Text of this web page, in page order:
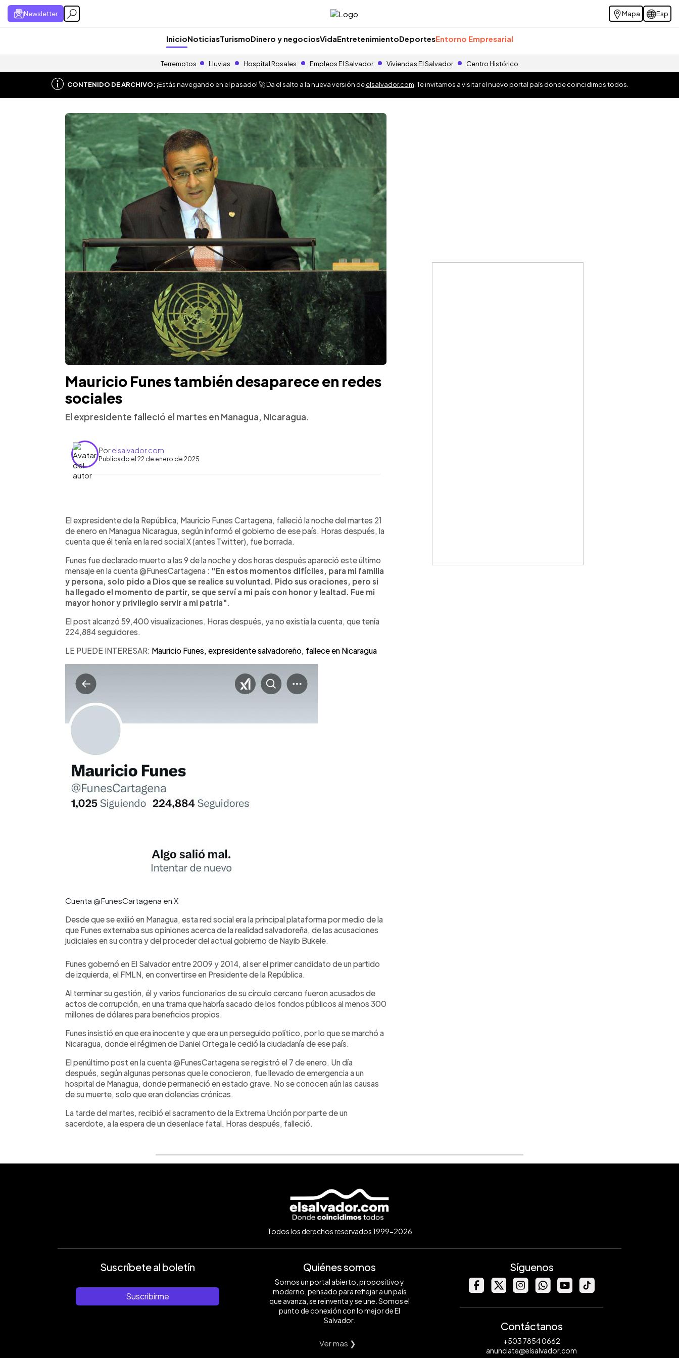
Newsletter Mapa Esp
InicioNoticiasTurismoDinero y negociosVidaEntretenimientoDeportesEntorno Empresarial
Terremotos Lluvias Hospital Rosales Empleos El Salvador Viviendas El Salvador Centro Histórico
CONTENIDO DE ARCHIVO:¡Estás navegando en el pasado! 🚀 Da el salto a la nueva versión deelsalvador.com . Te invitamos a visitar el nuevo portal país donde coincidimos todos.
Mauricio Funes también desaparece en redes
sociales
El expresidente falleció el martes en Managua, Nicaragua.
Porelsalvador.com
Publicado el 22 de enero de 2025
► Escuchar artículo
El expresidente de la República, Mauricio Funes Cartagena, falleció la noche del martes 21
de enero en Managua Nicaragua, según informó el gobierno de ese país. Horas después, la
cuenta que él tenía en la red social X (antes Twitter), fue borrada.
Funes fue declarado muerto a las 9 de la noche y dos horas después apareció este último
mensaje en la cuenta @FunesCartagena : "En estos momentos difíciles, para mi familia
y persona, solo pido a Dios que se realice su voluntad. Pido sus oraciones, pero si
ha llegado el momento de partir, se que serví a mi país con honor y lealtad. Fue mi
mayor honor y privilegio servir a mi patria".
El post alcanzó 59,400 visualizaciones. Horas después, ya no existía la cuenta, que tenía
224,884 seguidores.
LE PUEDE INTERESAR: Mauricio Funes, expresidente salvadoreño, fallece en Nicaragua
Cuenta @FunesCartagena en X
Desde que se exilió en Managua, esta red social era la principal plataforma por medio de la
que Funes externaba sus opiniones acerca de la realidad salvadoreña, de las acusaciones
judiciales en su contra y del proceder del actual gobierno de Nayib Bukele.
Funes gobernó en El Salvador entre 2009 y 2014, al ser el primer candidato de un partido
de izquierda, el FMLN, en convertirse en Presidente de la República.
Al terminar su gestión, él y varios funcionarios de su círculo cercano fueron acusados de
actos de corrupción, en una trama que habría sacado de los fondos públicos al menos 300
millones de dólares para beneficios propios.
Funes insistió en que era inocente y que era un perseguido político, por lo que se marchó a
Nicaragua, donde el régimen de Daniel Ortega le cedió la ciudadanía de ese país.
El penúltimo post en la cuenta @FunesCartagena se registró el 7 de enero. Un día
después, según algunas personas que le conocieron, fue llevado de emergencia a un
hospital de Managua, donde permaneció en estado grave. No se conocen aún las causas
de su muerte, solo que eran dolencias crónicas.
La tarde del martes, recibió el sacramento de la Extrema Unción por parte de un
sacerdote, a la espera de un desenlace fatal. Horas después, falleció.
Todos los derechos reservados 1999-2026
Suscríbete al boletín
Suscribirme
Quiénes somos
Somos un portal abierto, propositivo y
moderno, pensado para reflejar a un país
que avanza, se reinventa y se une. Somos el
punto de conexión con lo mejor de El
Salvador.
Ver mas ❯
Síguenos
Contáctanos
+503 7854 0662
anunciate@elsalvador.com